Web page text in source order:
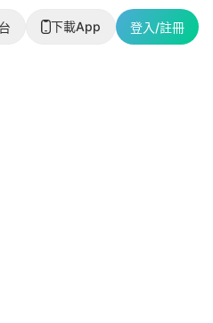
下載App 登入/註冊